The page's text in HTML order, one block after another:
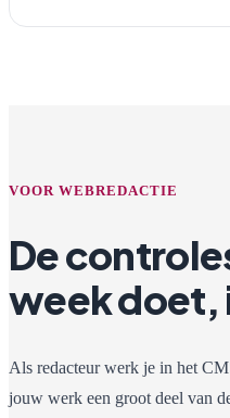
VOOR WEBREDACTIE
De
week doet,
Als redacteur werk je in het
jouw werk een groot deel van